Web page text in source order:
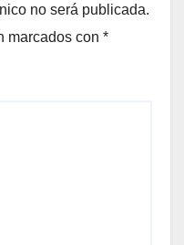
no será publicada.
marcados con *